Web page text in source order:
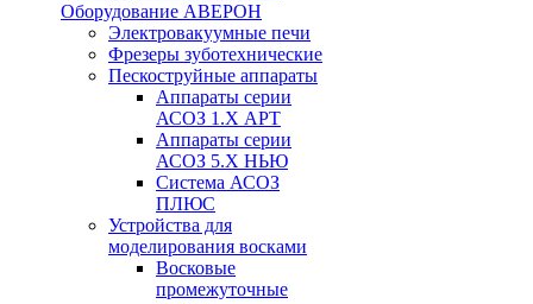
Оборудование АВЕРОН
Электровакуумные печи
Фрезеры зуботехнические
Пескоструйные аппараты
Аппараты серии
АСОЗ 1.Х АРТ
Аппараты серии
АСОЗ 5.Х НЬЮ
Система АСОЗ
ПЛЮС
Устройства для
моделирования восками
Восковые
промежуточные